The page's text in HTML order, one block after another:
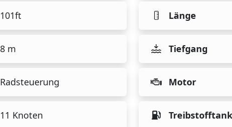
101ft Länge
8 m Tiefgang
Radsteuerung Motor
11 Knoten Treibstofftank